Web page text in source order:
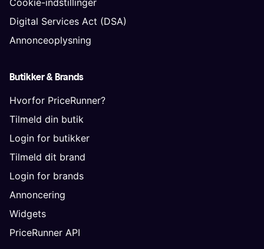
Digital Services Act (DSA)
Annonceoplysning
Butikker & Brands
Hvorfor PriceRunner?
Tilmeld din butik
Login for butikker
Tilmeld dit brand
Login for brands
Annoncering
Widgets
PriceRunner API